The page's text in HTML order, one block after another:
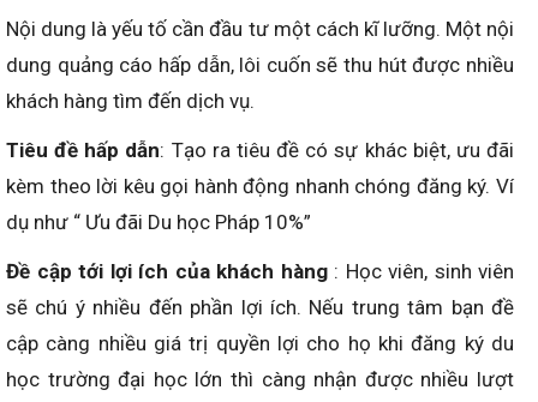
Nội dung là yếu tố cần đầu tư một cách kĩ lưỡng. Một nội
dung quảng cáo hấp dẫn, lôi cuốn sẽ thu hút được nhiều
khách hàng tìm đến dịch vụ.
Tiêu đề hấp dẫn: Tạo ra tiêu đề có sự khác biệt, ưu đãi
kèm theo lời kêu gọi hành động nhanh chóng đăng ký. Ví
dụ như “ Ưu đãi Du học Pháp 10%”
Đề cập tới lợi ích của khách hàng : Học viên, sinh viên
sẽ chú ý nhiều đến phần lợi ích. Nếu trung tâm bạn đề
cập càng nhiều giá trị quyền lợi cho họ khi đăng ký du
học trường đại học lớn thì càng nhận được nhiều lượt